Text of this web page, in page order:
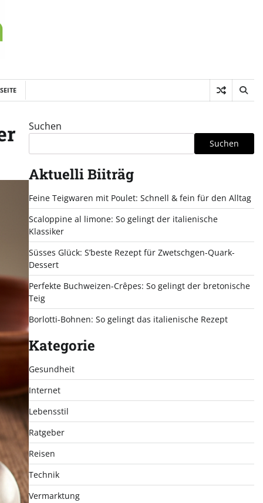
Suchen
Suchen
Aktuelli Biiträg
Feine Teigwaren mit Poulet: Schnell & fein für den Alltag
Scaloppine al limone: So gelingt der italienische
Klassiker
Süsses Glück: S’beste Rezept für Zwetschgen-Quark-
Dessert
Perfekte Buchweizen-Crêpes: So gelingt der bretonische
Teig
Borlotti-Bohnen: So gelingt das italienische Rezept
Kategorie
Gesundheit
Internet
Lebensstil
Ratgeber
Reisen
Technik
Vermarktung